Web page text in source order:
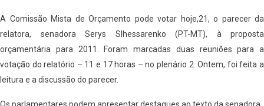
A Comissão Mista de Orçamento pode votar hoje,21, o parecer da
relatora, senadora Serys Slhessarenko (PT-MT), à proposta
orçamentária para 2011. Foram marcadas duas reuniões para a
votação do relatório – 11 e 17 horas – no plenário 2. Ontem, foi feita a
leitura e a discussão do parecer.
Os parlamentares podem apresentar destaques ao texto da senadora